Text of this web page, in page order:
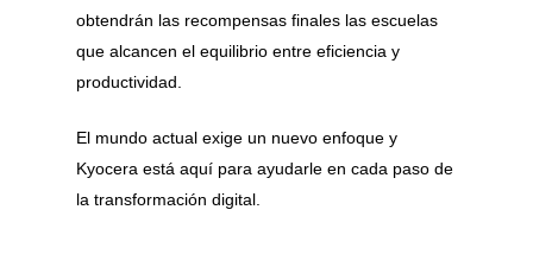
obtendrán las recompensas finales las escuelas
que alcancen el equilibrio entre eficiencia y
productividad.
El mundo actual exige un nuevo enfoque y
Kyocera está aquí para ayudarle en cada paso de
la transformación digital.